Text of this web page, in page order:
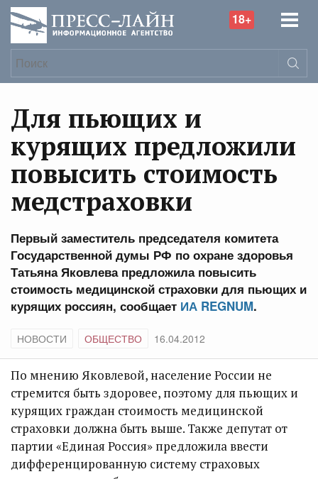
18+
Для пьющих и
курящих предложили
повысить стоимость
медстраховки
Первый заместитель председателя комитета
Государственной думы РФ по охране здоровья
Татьяна Яковлева предложила повысить
стоимость медицинской страховки для пьющих и
курящих россиян, сообщает ИА REGNUM.
НОВОСТИ ОБЩЕСТВО 16.04.2012
По мнению Яковлевой, население России не
стремится быть здоровее, поэтому для пьющих и
курящих граждан стоимость медицинской
страховки должна быть выше. Также депутат от
партии «Единая Россия» предложила ввести
дифференцированную систему страховых